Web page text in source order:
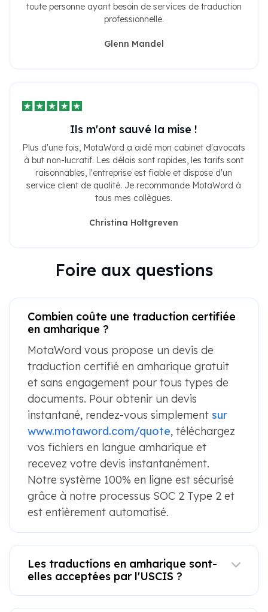
professionnelle.
Plus d'une fois, MotaWord a aidé mon cabinet d'avocats
à but non-lucratif. Les délais sont rapides, les tarifs sont
raisonnables, l'entreprise est fiable et dispose d'un
service client de qualité. Je recommande MotaWord à
tous mes collègues.
en amharique ?
MotaWord vous propose un devis de
traduction certifié en amharique gratuit
et sans engagement pour tous types de
documents. Pour obtenir un devis
instantané, rendez-vous simplement
www.motaword.com/quote, téléchargez
vos fichiers en langue amharique et
recevez votre devis instantanément.
Notre système 100% en ligne est sécurisé
grâce à notre processus SOC 2 Type 2 et
est entièrement automatisé.
elles acceptées par l'USCIS ?